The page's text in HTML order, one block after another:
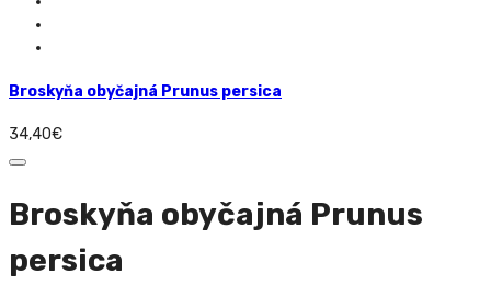
Broskyňa obyčajná Prunus persica
34,40€
Broskyňa obyčajná Prunus
persica